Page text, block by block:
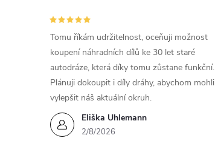
Eliška Uhlemann
2/8/2026
Tomu říkám udržitelnost, oceňuji možnost
koupení náhradních dílů ke 30 let staré
autodráze, která díky tomu zůstane funkční.
Plánuji dokoupit i díly dráhy, abychom mohli
vylepšit náš aktuální okruh.